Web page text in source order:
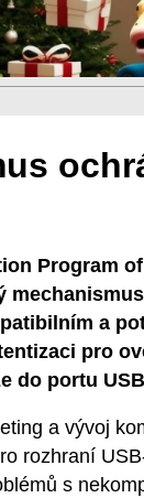
Program
a
pro
do portu
a vývoj
rozhraní
s